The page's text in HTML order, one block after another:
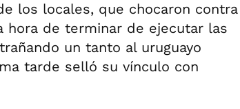
los locales, que chocaron contra
hora de terminar de ejecutar las
un tanto al uruguayo
tarde selló su vínculo con